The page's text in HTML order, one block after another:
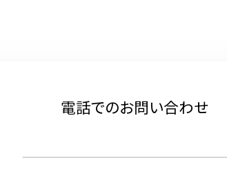
電話でのお問い合わせ